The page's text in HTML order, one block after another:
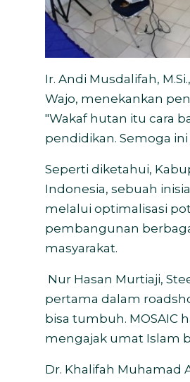
Ir. Andi Musdalifah,
Wajo, menekankan
"Wakaf hutan itu cara
pendidikan. Semoga
Seperti diketahui,
Indonesia, sebuah
melalui optimalisasi
pembangunan
masyarakat.
Nur Hasan Murtiaji,
pertama dalam
bisa tumbuh.
mengajak umat Islam
Dr. Khalifah Muhamad